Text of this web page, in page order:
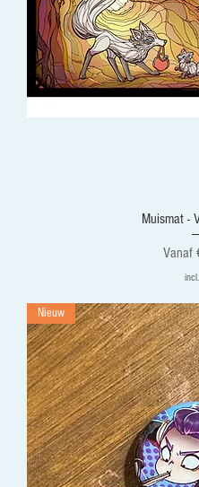
Muismat -
Vanaf
Nieuw